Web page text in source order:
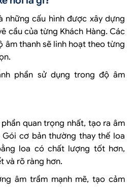
những cấu hình được xây dựng
cầu của từng Khách Hàng. Các
thanh sẽ linh hoạt theo từng
phần sử dụng trong độ âm
phần quan trọng nhất, tạo ra âm
Gói cơ bản thường thay thế loa
loa có chất lượng tốt hơn,
và rõ ràng hơn.
âm trầm mạnh mẽ, tạo cảm